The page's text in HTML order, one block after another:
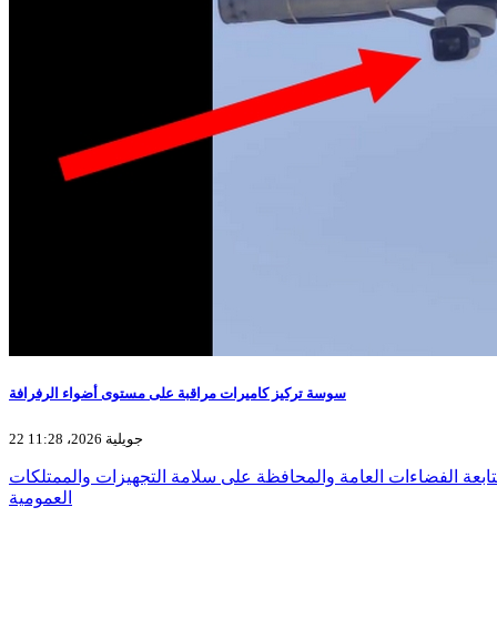
سوسة تركيز كاميرات مراقبة على مستوى أضواء الرفرافة
22 جويلية 2026، 11:28
الفضاءات العامة والمحافظة على سلامة التجهيزات والممتلكات
العمومية